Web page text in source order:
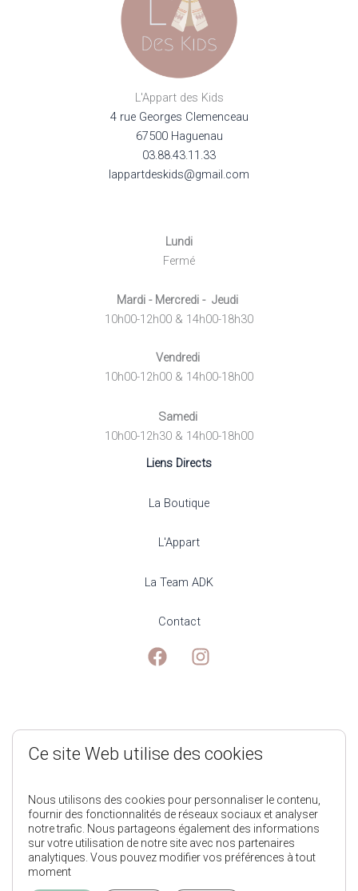
L'Appart des Kids
4 rue Georges Clemenceau
67500 Haguenau
03.88.43.11.33
lappartdeskids@gmail.com
Lundi
Fermé
Mardi - Mercredi - Jeudi
10h00-12h00 & 14h00-18h30
Vendredi
10h00-12h00 & 14h00-18h00
Samedi
10h00-12h30 & 14h00-18h00
Liens Directs
La Boutique
L'Appart
La Team ADK
Contact
Mentions Légales
Politique de Confidentialité
Conditions générales de ventes
L'Appart des Kids © 2025
Ce site Web utilise des cookies
Nous utilisons des cookies pour personnaliser le contenu,
fournir des fonctionnalités de réseaux sociaux et analyser
notre trafic. Nous partageons également des informations
sur votre utilisation de notre site avec nos partenaires
analytiques. Vous pouvez modifier vos préférences à tout
moment